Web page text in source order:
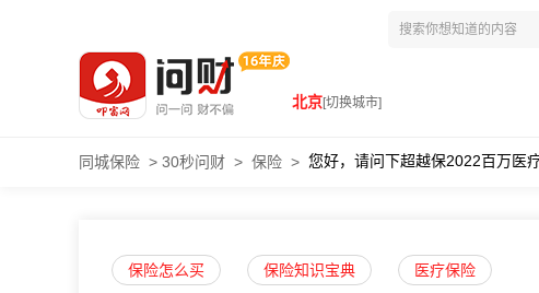
北京[切换城市]
同城保险 > 30秒问财 > 保险 > 您好，请问下超越保2022百万医
保险怎么买 保险知识宝典 医疗保险